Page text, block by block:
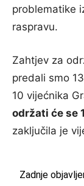
problematike
raspravu.
Zahtjev za
predali smo
10 vijećnika
održati će se
zaključila je
Zadnje